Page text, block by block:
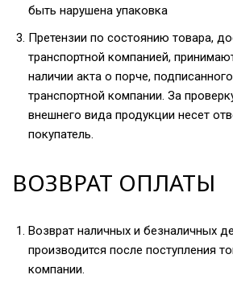
быть нарушена упаковка
Претензии по состоянию товара,
транспортной компанией,
наличии акта о порче,
транспортной компании. За
внешнего вида продукции несет
покупатель.
ВОЗВРАТ ОПЛАТЫ
Возврат наличных и безналичных
производится после поступления
компании.